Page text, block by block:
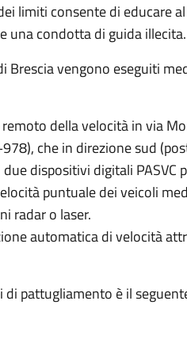
limiti consente di educare
una condotta di guida illecita.
vengono eseguiti
della velocità in via
che in direzione sud
dispositivi digitali PASVC
puntuale dei veicoli
radar o laser.
automatica di velocità
pattugliamento è il